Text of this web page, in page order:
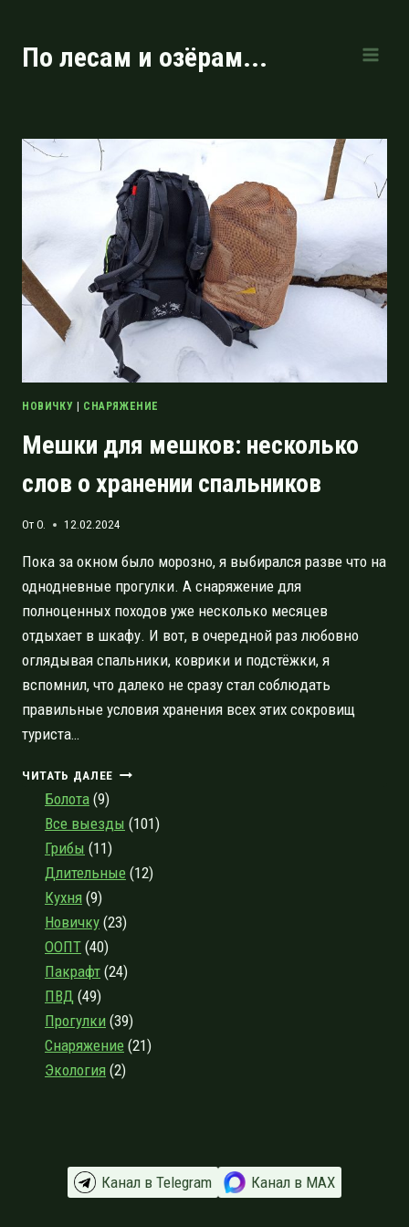
содержимому
По лесам и озёрам...
НОВИЧКУ | СНАРЯЖЕНИЕ
Мешки для мешков: несколько
слов о хранении спальников
ОтO. 12.02.2024
Пока за окном было морозно, я выбирался разве что на
однодневные прогулки. А снаряжение для
полноценных походов уже несколько месяцев
отдыхает в шкафу. И вот, в очередной раз любовно
оглядывая спальники, коврики и подстёжки, я
вспомнил, что далеко не сразу стал соблюдать
правильные условия хранения всех этих сокровищ
туриста…
ЧИТАТЬ ДАЛЕЕ МЕШКИ
НЕСКОЛЬКО
ХРАНЕНИИ
Болота (9)
Все выезды (101)
Грибы (11)
Длительные (12)
Кухня (9)
Новичку (23)
ООПТ (40)
Пакрафт (24)
ПВД (49)
Прогулки (39)
Снаряжение (21)
Экология (2)
Канал в Telegram Канал в МАХ